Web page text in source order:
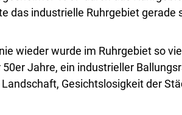
das industrielle Ruhrgebiet gerade
wieder wurde im Ruhrgebiet so
Jahre, ein industrieller
Gesichtslosigkeit der